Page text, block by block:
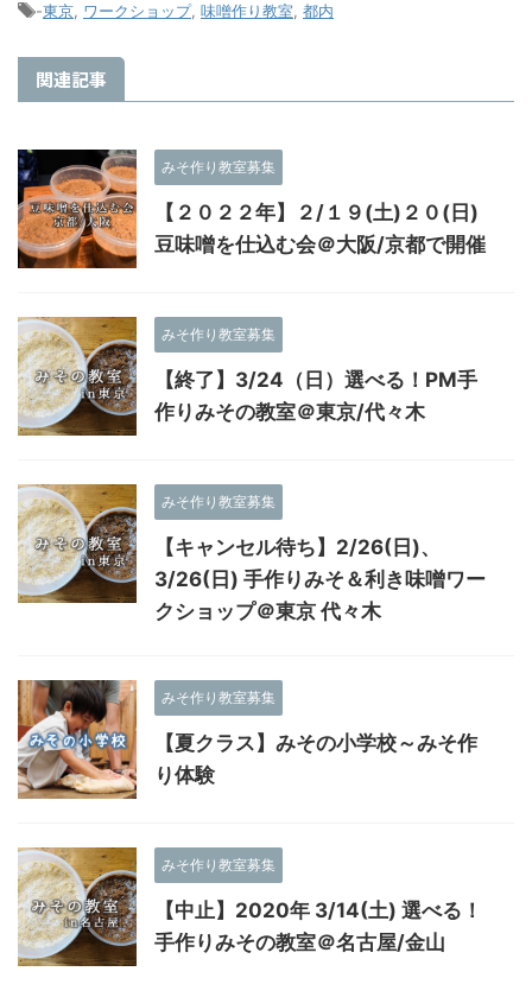
-東京 ワークショップ, 味噌作り教室 都内
関連記事
みそ作り教室募集
【２０２２年】２/１９(土)２０(日)
豆味噌を仕込む会＠大阪/京都で開催
みそ作り教室募集
【終了】3/24（日）選べる！PM手
作りみその教室＠東京/代々木
みそ作り教室募集
【キャンセル待ち】2/26(日)、
3/26(日) 手作りみそ＆利き味噌ワー
クショップ＠東京 代々木
みそ作り教室募集
【夏クラス】みその小学校～みそ作
り体験
みそ作り教室募集
【中止】2020年 3/14(土) 選べる！
手作りみその教室＠名古屋/金山